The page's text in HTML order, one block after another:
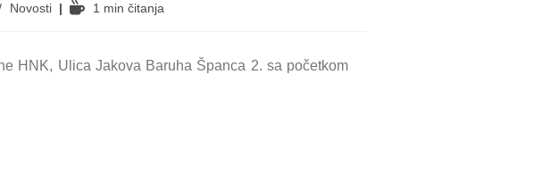
Novosti 1 min čitanja
HNK, Ulica Jakova Baruha Španca 2. sa početkom